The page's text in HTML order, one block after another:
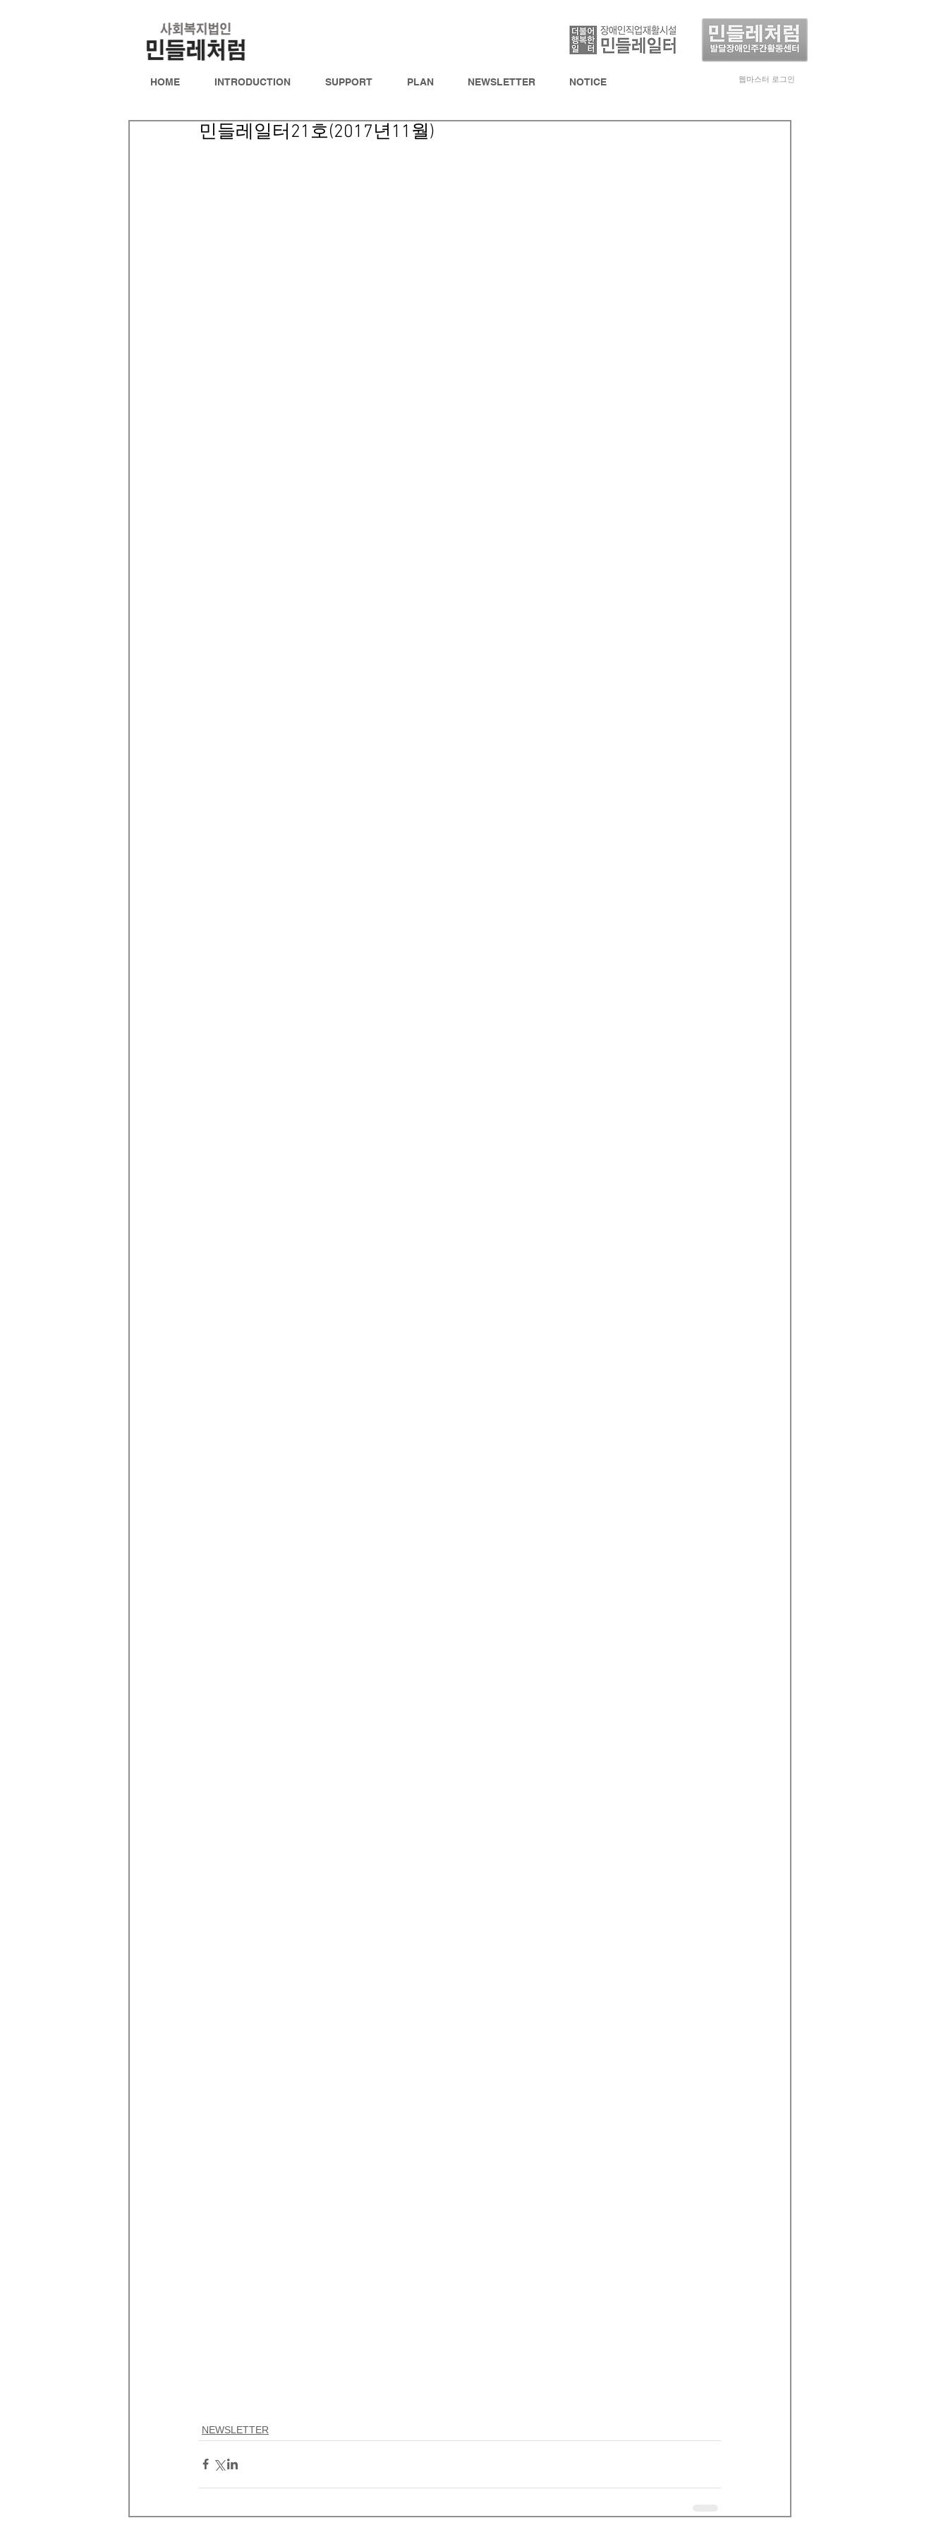
HOME INTRODUCTION SUPPORT PLAN NEWSLETTER NOTICE 웹마스터 로그인
민들레일터21호(2017년11월)
NEWSLETTER